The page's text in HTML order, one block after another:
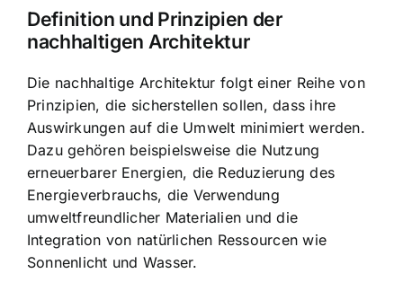
Definition und Prinzipien der
nachhaltigen Architektur
Die nachhaltige Architektur folgt einer Reihe von
Prinzipien, die sicherstellen sollen, dass ihre
Auswirkungen auf die Umwelt minimiert werden.
Dazu gehören beispielsweise die Nutzung
erneuerbarer Energien, die Reduzierung des
Energieverbrauchs, die Verwendung
umweltfreundlicher Materialien und die
Integration von natürlichen Ressourcen wie
Sonnenlicht und Wasser.